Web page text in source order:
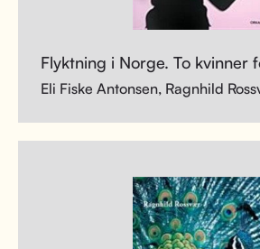
Flyktning i Norge. To kvinner
Eli Fiske Antonsen, Ragnhild